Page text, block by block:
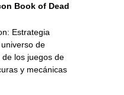
Book of Dead
Estrategia
de
los juegos de
y mecánicas